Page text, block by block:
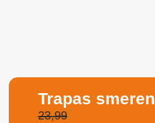
Trapas smeren
23,99